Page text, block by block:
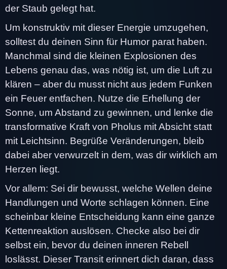
der Staub gelegt hat.
Um konstruktiv mit dieser Energie umzugehen,
solltest du deinen Sinn für Humor parat haben.
Manchmal sind die kleinen Explosionen des
Lebens genau das, was nötig ist, um die Luft zu
klären – aber du musst nicht aus jedem Funken
ein Feuer entfachen. Nutze die Erhellung der
Sonne, um Abstand zu gewinnen, und lenke die
transformative Kraft von Pholus mit Absicht statt
mit Leichtsinn. Begrüße Veränderungen, bleib
dabei aber verwurzelt in dem, was dir wirklich am
Herzen liegt.
Vor allem: Sei dir bewusst, welche Wellen deine
Handlungen und Worte schlagen können. Eine
scheinbar kleine Entscheidung kann eine ganze
Kettenreaktion auslösen. Checke also bei dir
selbst ein, bevor du deinen inneren Rebell
loslässt. Dieser Transit erinnert dich daran, dass